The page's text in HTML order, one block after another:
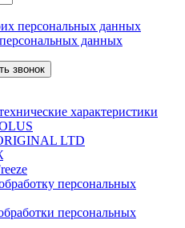
персональных данных
данных
характеристики
LTD
персональных
персональных